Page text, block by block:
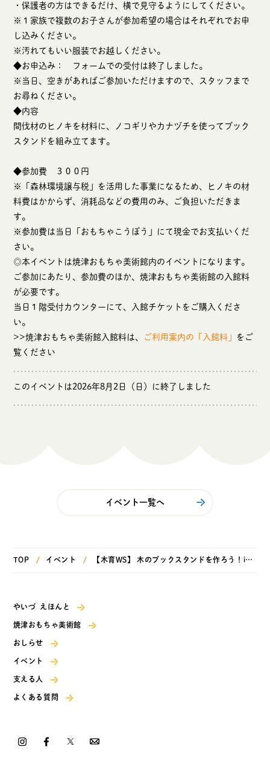
・保護者の方はできるだけ、横で見守るようにしてください。
※１家族で複数のお子さんが参加希望の場合はそれぞれでお申
し込みください。
※汚れてもいい服装でお越しください。
◆お申込み： フォームでの受付は終了しました。
※当日、空きがあればご参加いただけますので、スタッフまで
お尋ねください。
◆内容
間伐材のヒノキを材料に、ノコギリやカナヅチを使ってブック
スタンドを組み立てます。
◆参加費 ３００円
※「森林環境譲与税」を活用した事業になるため、ヒノキの材
料費はかからず、消耗品などの費用のみ、ご負担いただきま
す。
※参加費は当日「おもちゃこうぼう」にて現金でお支払いくだ
さい。
◎本イベントは焼津おもちゃ美術館内のイベントになります。
ご参加にあたり、参加費のほか、焼津おもちゃ美術館の入館料
が必要です。
当日１階受付カウンターにて、入館チケットをご購入くださ
い。
>>焼津おもちゃ美術館入館料は、
ご利用案内の「入館料」
をご
覧ください
このイベントは2026年8月2日（日）に終了しました
イベント一覧へ
TOP イベント 【木育WS】 木のブックスタンドを作ろう！in 夏のワークショップイベント2026
やいづ えほんと
焼津おもちゃ美術館
おしらせ
イベント
支える人
よくある質問